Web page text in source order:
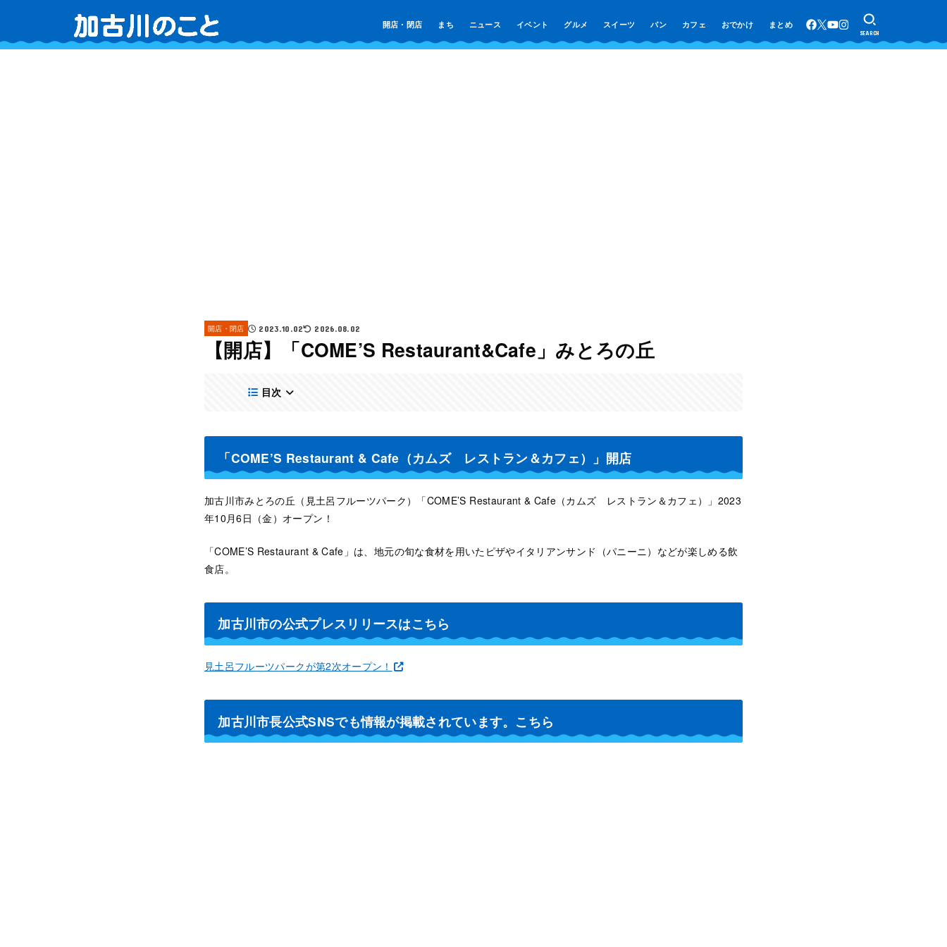
開店・閉店 まち ニュース イベント グルメ スイーツ パン カフェ おでかけ まとめ
SEARCH
開店・閉店 2023.10.02 2026.08.02
【開店】「COME’S Restaurant&Cafe」みとろの丘
目次
「COME’S Restaurant & Cafe（カムズ レストラン＆カフェ）」開店
加古川市みとろの丘（見土呂フルーツパーク）「COME’S Restaurant & Cafe（カムズ レストラン＆カフェ）」2023
年10月6日（金）オープン！
「COME’S Restaurant & Cafe」は、地元の旬な食材を用いたピザやイタリアンサンド（パニーニ）などが楽しめる飲
食店。
加古川市の公式プレスリリースはこちら
見土呂フルーツパークが第2次オープン！
加古川市長公式SNSでも情報が掲載されています。こちら